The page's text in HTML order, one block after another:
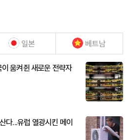
일본 베트남
움켜쥔 새로운 전략자
다...유럽 열광시킨 메이